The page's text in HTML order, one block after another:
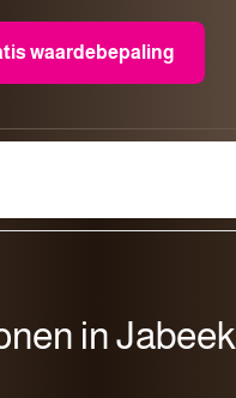
waardebepaling
in Jabeek